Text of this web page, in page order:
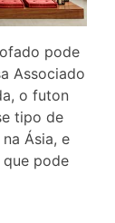
pode
Associado
o futon
tipo de
Ásia, e
pode